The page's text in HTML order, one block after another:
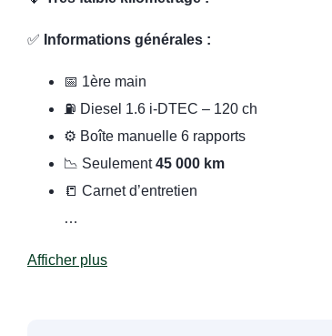
✅ Informations générales :
📅 1ère main
⛽ Diesel 1.6 i-DTEC – 120 ch
⚙️ Boîte manuelle 6 rapports
📉 Seulement45 000 km
📒 Carnet d’entretien
…
Afficher plus